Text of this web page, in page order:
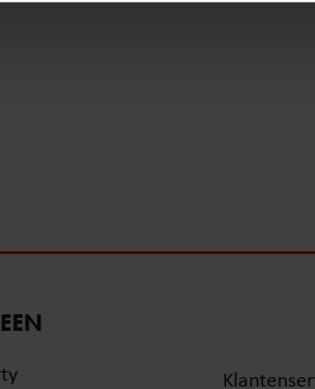
te personaliseren, om